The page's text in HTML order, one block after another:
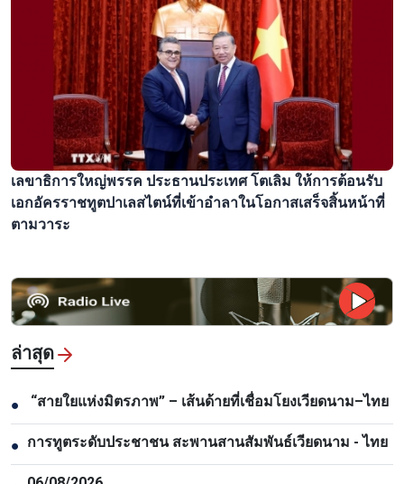
เลขาธิการใหญ่พรรค ประธานประเทศ โตเลิม ให้การต้อนรับ
เอกอัครราชทูตปาเลสไตน์ที่เข้าอำลาในโอกาสเสร็จสิ้นหน้าที่
ตามวาระ
ล่าสุด
● “สายใยแห่งมิตรภาพ” – เส้นด้ายที่เชื่อมโยงเวียดนาม–ไทย
● การทูตระดับประชาชน สะพานสานสัมพันธ์เวียดนาม - ไทย